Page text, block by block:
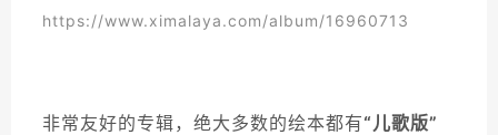
https://www.ximalaya.com/album/16960713
非常友好的专辑，绝大多数的绘本都有“儿歌版”